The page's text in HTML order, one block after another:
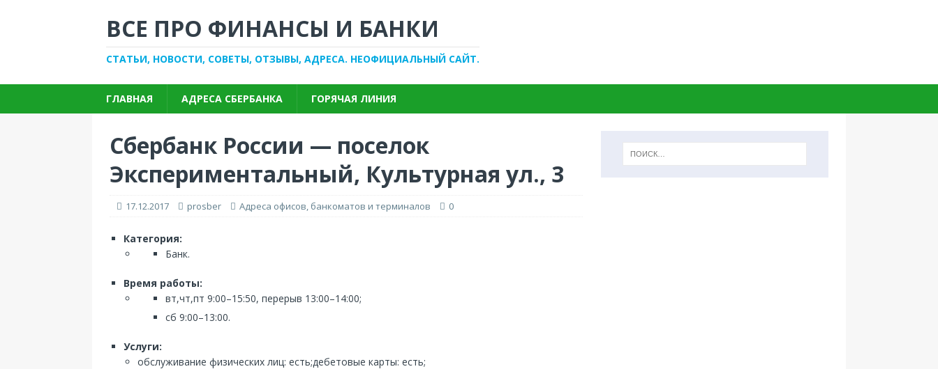
ВСЕ ПРО ФИНАНСЫ И БАНКИ
СТАТЬИ, НОВОСТИ, СОВЕТЫ, ОТЗЫВЫ, АДРЕСА. НЕОФИЦИАЛЬНЫЙ САЙТ.
ГЛАВНАЯ АДРЕСА СБЕРБАНКА ГОРЯЧАЯ ЛИНИЯ
Сбербанк России — поселок
Экспериментальный, Культурная ул., 3
17.12.2017 prosber Адреса офисов, банкоматов и терминалов 0
Категория:
Банк.
Время работы:
вт,чт,пт 9:00–15:50, перерыв 13:00–14:00;
сб 9:00–13:00.
Услуги:
обслуживание физических лиц: есть;дебетовые карты: есть;